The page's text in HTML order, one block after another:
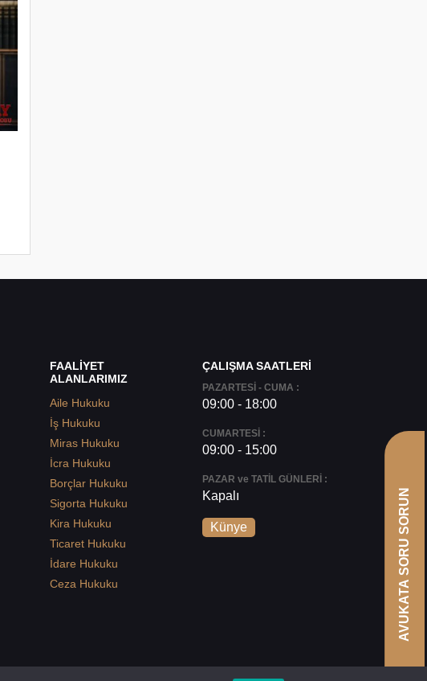
FAALİYET
ALANLARIMIZ
Aile Hukuku
İş Hukuku
Miras Hukuku
İcra Hukuku
Borçlar Hukuku
Sigorta Hukuku
Kira Hukuku
Ticaret Hukuku
İdare Hukuku
Ceza Hukuku
ÇALIŞMA SAATLERİ
PAZARTESİ - CUMA :
09:00 - 18:00
CUMARTESİ :
09:00 - 15:00
PAZAR ve TATİL GÜNLERİ :
Kapalı
Künye AVUKATA SORU SORUN